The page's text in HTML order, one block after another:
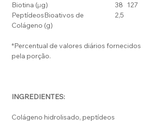
Biotina (µg)
38 127
PeptídeosBioativos de
Colágeno (g)
2,5
*Percentual de valores diários fornecidos
pela porção.
INGREDIENTES:
Colágeno hidrolisado, peptídeos